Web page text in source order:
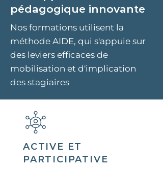
pédagogique innovante​
Nos formations utilisent la
méthode AIDE, qui s'appuie sur
des leviers efficaces de
mobilisation et d'implication
des stagiaires
ACTIVE ET
PARTICIPATIVE